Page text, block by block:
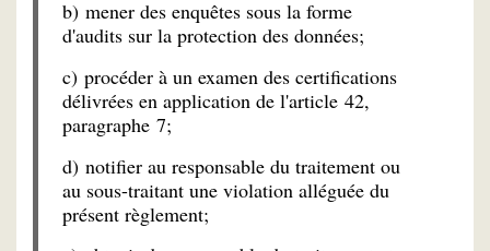
b) mener des enquêtes sous la forme
d'audits sur la protection des données;
c) procéder à un examen des certifications
délivrées en application de l'article 42,
paragraphe 7;
d) notifier au responsable du traitement ou
au sous-traitant une violation alléguée du
présent règlement;